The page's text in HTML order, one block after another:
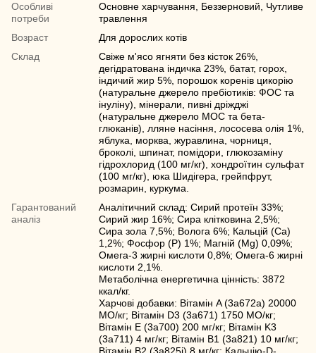
Особливі
потреби
Основне харчування, Беззерновий, Чутливе
травлення
Возраст
Для дорослих котів
Склад
Свіже м'ясо ягняти без кісток 26%,
дегідратована індичка 23%, батат, горох,
індичий жир 5%, порошок коренів цикорію
(натуральне джерело пребіотиків: ФОС та
інуліну), мінерали, пивні дріжджі
(натуральне джерело МОС та бета-
глюканів), лляне насіння, лососева олія 1%,
яблука, морква, журавлина, чорниця,
броколі, шпинат, помідори, глюкозаміну
гідрохлорид (100 мг/кг), хондроїтин сульфат
(100 мг/кг), юка Шидігера, грейпфрут,
розмарин, куркума.
Гарантований
аналіз
Аналітичний склад: Сирий протеїн 33%;
Сирий жир 16%; Сира клітковина 2,5%;
Сира зола 7,5%; Волога 6%; Кальцій (Ca)
1,2%; Фосфор (P) 1%; Магній (Mg) 0,09%;
Омега-3 жирні кислоти 0,8%; Омега-6 жирні
кислоти 2,1%.
Метаболічна енергетична цінність: 3872
ккал/кг.
Харчові добавки: Вітамін A (3a672a) 20000
МО/кг; Вітамін D3 (3a671) 1750 МО/кг;
Вітамін E (3a700) 200 мг/кг; Вітамін K3
(3a711) 4 мг/кг; Вітамін B1 (3a821) 10 мг/кг;